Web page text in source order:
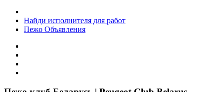
Найди исполнителя для работ
Пежо Объявления